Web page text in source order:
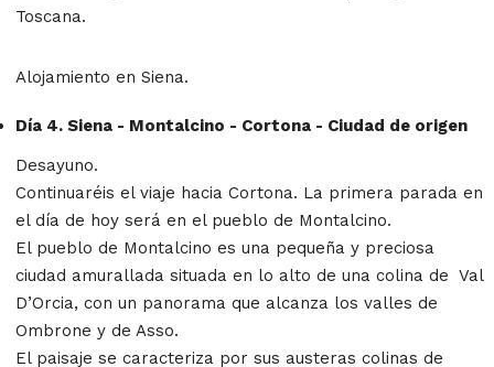
Toscana.
Alojamiento en Siena.
Día 4. Siena - Montalcino - Cortona - Ciudad de origen
Desayuno.
Continuaréis el viaje hacia Cortona. La primera parada en
el día de hoy será en el pueblo de Montalcino.
El pueblo de Montalcino es una pequeña y preciosa
ciudad amurallada situada en lo alto de una colina de Val
D’Orcia, con un panorama que alcanza los valles de
Ombrone y de Asso.
El paisaje se caracteriza por sus austeras colinas de